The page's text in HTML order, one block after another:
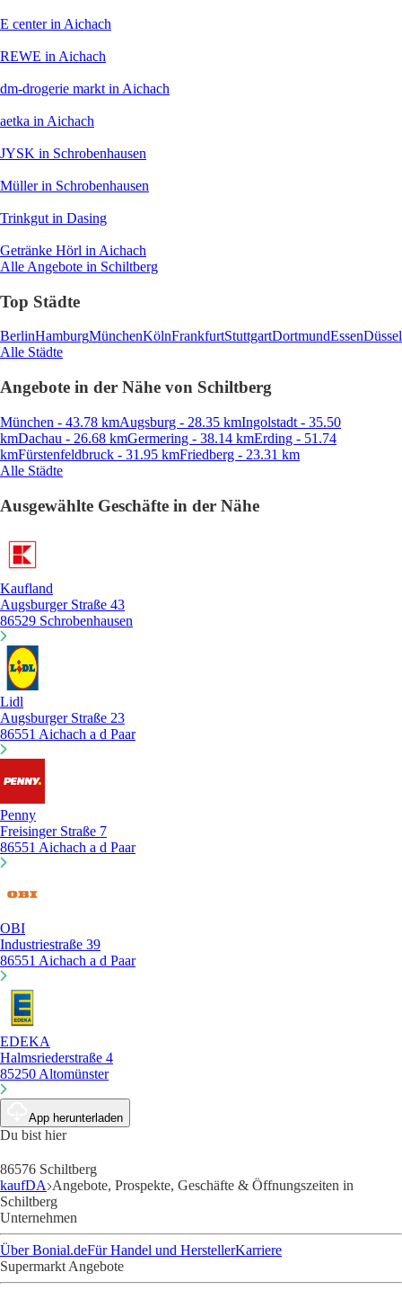
E centerin Aichach
REWE in Aichach
dm-drogerie markt in Aichach
aetka in Aichach
JYSK in Schrobenhausen
Müllerin Schrobenhausen
Trinkgut in Dasing
Getränke Hörl in Aichach
Alle Angebote in Schiltberg
Top Städte
BerlinHamburgMünchenKölnFrankfurtStuttgartDortmundEssen
Alle Städte
Angebote in der Nähe von Schiltberg
München - 43.78 kmAugsburg - 28.35 kmIngolstadt - 35.50
kmDachau - 26.68 kmGermering - 38.14 kmErding - 51.74
kmFürstenfeldbruck - 31.95 kmFriedberg - 23.31 km
Alle Städte
Ausgewählte Geschäfte in der Nähe
Kaufland
Augsburger Straße 43
86529 Schrobenhausen
Lidl
Augsburger Straße 23
86551 Aichach a d Paar
Penny
Freisinger Straße 7
86551 Aichach a d Paar
OBI
Industriestraße 39
86551 Aichach a d Paar
EDEKA
Halmsriederstraße 4
85250 Altomünster
App herunterladen
Du bist hier
86576 Schiltberg
kaufDA Angebote, Prospekte, Geschäfte & Öffnungszeiten in
Schiltberg
Unternehmen
Über Bonial.deFür Handel und HerstellerKarriere
Supermarkt Angebote